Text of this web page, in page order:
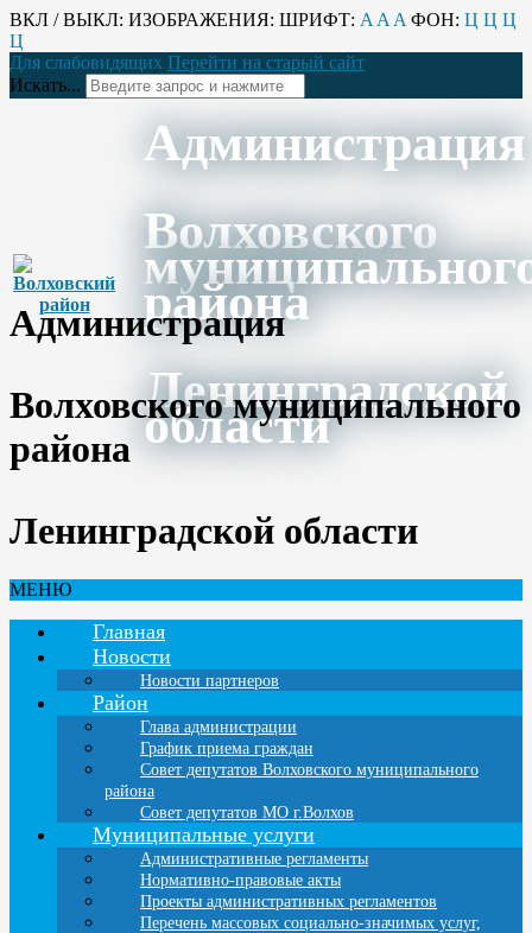
ВКЛ / ВЫКЛ: ИЗОБРАЖЕНИЯ: ШРИФТ: A A A ФОН: Ц Ц Ц
Ц
Для слабовидящих Перейти на старый сайт
Искать...
Администрация
Волховского
района
Ленинградской
области
Администрация
Волховского муниципального
района
Ленинградской области
МЕНЮ
Главная
Новости
Новости партнеров
Район
Глава администрации
График приема граждан
Совет депутатов Волховского муниципального
района
Совет депутатов МО г.Волхов
Муниципальные услуги
Административные регламенты
Нормативно-правовые акты
Проекты административных регламентов
Перечень массовых социально-значимых услуг,